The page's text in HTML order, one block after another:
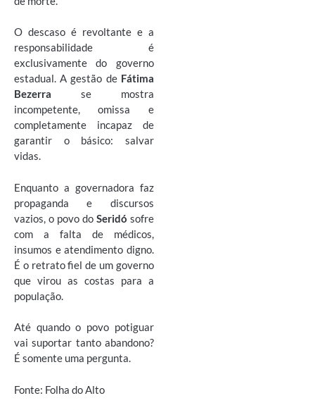
O descaso é revoltante e a
responsabilidade é
exclusivamente do governo
estadual. A gestão de Fátima
Bezerra se mostra
incompetente, omissa e
completamente incapaz de
garantir o básico: salvar
vidas.
Enquanto a governadora faz
propaganda e discursos
vazios, o povo do Seridó sofre
com a falta de médicos,
insumos e atendimento digno.
É o retrato fiel de um governo
que virou as costas para a
população.
Até quando o povo potiguar
vai suportar tanto abandono?
É somente uma pergunta.
Fonte: Folha do Alto